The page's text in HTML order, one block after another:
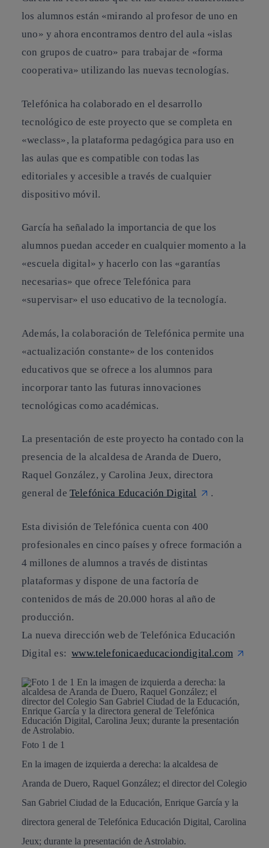
los alumnos están «mirando al profesor de uno en
uno» y ahora encontramos dentro del aula «islas
con grupos de cuatro» para trabajar de «forma
cooperativa» utilizando las nuevas tecnologías.
Telefónica ha colaborado en el desarrollo
tecnológico de este proyecto que se completa en
«weclass», la plataforma pedagógica para uso en
las aulas que es compatible con todas las
editoriales y accesible a través de cualquier
dispositivo móvil.
García ha señalado la importancia de que los
alumnos puedan acceder en cualquier momento a la
«escuela digital» y hacerlo con las «garantías
necesarias» que ofrece Telefónica para
«supervisar» el uso educativo de la tecnología.
Además, la colaboración de Telefónica permite una
«actualización constante» de los contenidos
educativos que se ofrece a los alumnos para
incorporar tanto las futuras innovaciones
tecnológicas como académicas.
La presentación de este proyecto ha contado con la
presencia de la alcaldesa de Aranda de Duero,
Raquel González, y Carolina Jeux, directora
general de Telefónica Educación Digital .
Esta división de Telefónica cuenta con 400
profesionales en cinco países y ofrece formación a
4 millones de alumnos a través de distintas
plataformas y dispone de una factoría de
contenidos de más de 20.000 horas al año de
producción.
La nueva dirección web de Telefónica Educación
Digital es:www.telefonicaeducaciondigital.com
Foto 1 de 1
En la imagen de izquierda a derecha: la alcaldesa de
Aranda de Duero, Raquel González; el director del Colegio
San Gabriel Ciudad de la Educación, Enrique García y la
directora general de Telefónica Educación Digital, Carolina
Jeux; durante la presentación de Astrolabio.